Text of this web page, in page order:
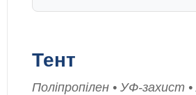
Тент
Поліпропілен • УФ-захист •